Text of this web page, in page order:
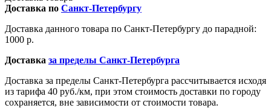
Доставка по Санкт-Петербургу
Доставка данного товара по Санкт-Петербургу до парадной:
1000 р.
Доставка за пределы Санкт-Петербурга
Доставка за пределы Санкт-Петербурга рассчитывается исходя
из тарифа 40 руб./км, при этом стоимость доставки по городу
сохраняется, вне зависимости от стоимости товара.